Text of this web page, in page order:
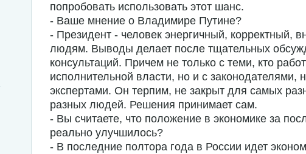
попробовать использовать этот шанс.
- Ваше мнение о Владимире Путине?
- Президент - человек энергичный, корректный,
людям. Выводы делает после тщательных
консультаций. Причем не только с теми, кто
исполнительной власти, но и с законодателями,
экспертами. Он терпим, не закрыт для самых
разных людей. Решения принимает сам.
- Вы считаете, что положение в экономике за
реально улучшилось?
- В последние полтора года в России идет